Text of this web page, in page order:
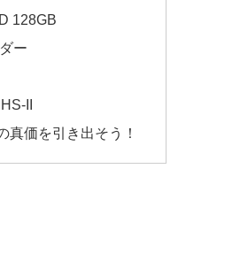
128GB
ー
II
真価を引き出そう！